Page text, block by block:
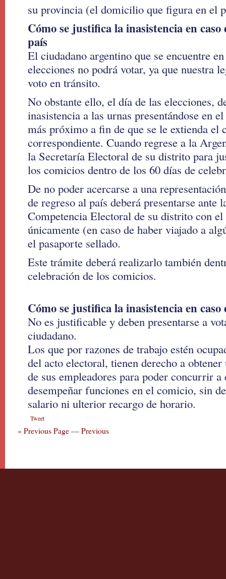
su provincia (el domicilio que figura en el
Cómo se justifica la inasistencia en
país
El ciudadano argentino que se encuentre
elecciones no podrá votar, ya que nuestra
voto en tránsito.
No obstante ello, el día de las elecciones,
inasistencia a las urnas presentándose en
más próximo a fin de que se le extienda el
correspondiente. Cuando regrese a la
la Secretaría Electoral de su distrito para
los comicios dentro de los 60 días de
De no poder acercarse a una
de regreso al país deberá presentarse ante
Competencia Electoral de su distrito con
únicamente (en caso de haber viajado a
el pasaporte sellado.
Este trámite deberá realizarlo también
celebración de los comicios.
Cómo se justifica la inasistencia en
No es justificable y deben presentarse a
ciudadano.
Los que por razones de trabajo estén
del acto electoral, tienen derecho a
de sus empleadores para poder concurrir
desempeñar funciones en el comicio, sin
salario ni ulterior recargo de horario.
Tweet
« Previous Page — Previous